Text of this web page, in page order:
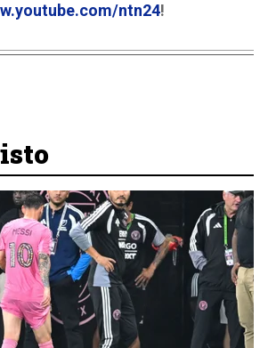
ntn24!